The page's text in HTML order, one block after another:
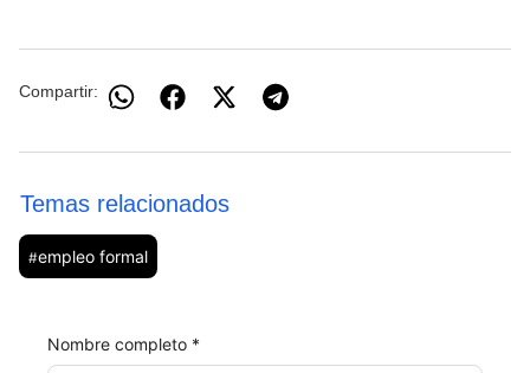
Compartir:
Temas relacionados
#empleo formal
Nombre completo *